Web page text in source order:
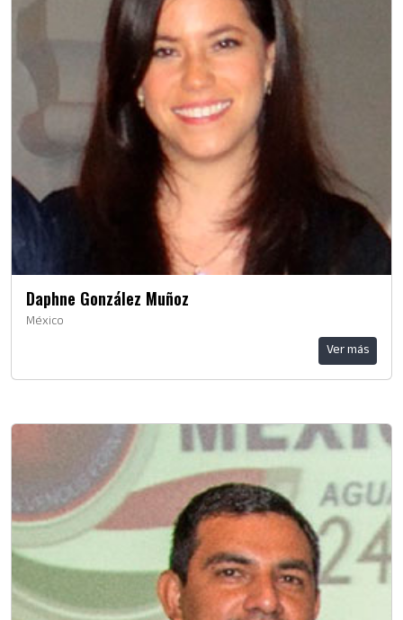
Daphne González Muñoz
México
Ver más